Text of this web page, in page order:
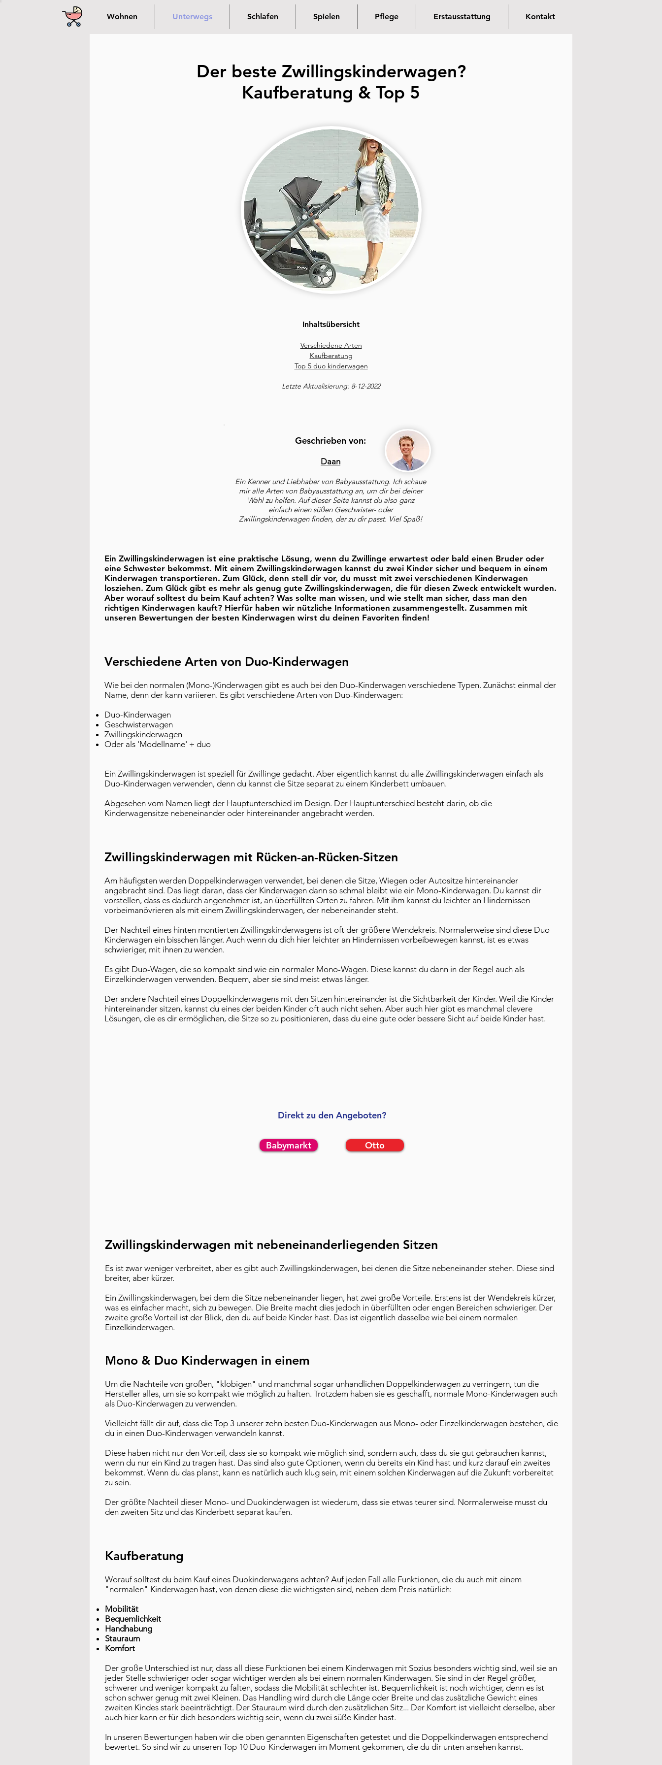
Wohnen Unterwegs Schlafen Spielen Pflege Erstausstattung Kontakt
Der beste Zwillingskinderwagen?
Kaufberatung & Top 5
Inhaltsübersicht
Verschiedene Arten
Kaufberatung
Top 5 duo kinderwagen
Letzte Aktualisierung: 8-12-2022
Geschrieben von:
Daan
Ein Kenner und Liebhaber von Babyausstattung. Ich schaue
mir alle Arten von Babyausstattung an, um dir bei deiner
Wahl zu helfen. Auf dieser Seite kannst du also ganz
einfach einen süßen Geschwister- oder
Zwillingskinderwagen finden, der zu dir passt. Viel Spaß!
Ein Zwillingskinderwagen ist eine praktische Lösung, wenn du Zwillinge erwartest oder bald einen Bruder oder
eine Schwester bekommst. Mit einem Zwillingskinderwagen kannst du zwei Kinder sicher und bequem in einem
Kinderwagen transportieren. Zum Glück, denn stell dir vor, du musst mit zwei verschiedenen Kinderwagen
losziehen. Zum Glück gibt es mehr als genug gute Zwillingskinderwagen, die für diesen Zweck entwickelt wurden.
Aber worauf solltest du beim Kauf achten? Was sollte man wissen, und wie stellt man sicher, dass man den
richtigen Kinderwagen kauft? Hierfür haben wir nützliche Informationen zusammengestellt. Zusammen mit
unseren Bewertungen der besten Kinderwagen wirst du deinen Favoriten finden!
Verschiedene Arten von Duo-Kinderwagen
Wie bei den normalen (Mono-)Kinderwagen gibt es auch bei den Duo-Kinderwagen verschiedene Typen. Zunächst einmal der
Name, denn der kann variieren. Es gibt verschiedene Arten von Duo-Kinderwagen:
Duo-Kinderwagen
Geschwisterwagen
Zwillingskinderwagen
Oder als 'Modellname' + duo
Ein Zwillingskinderwagen ist speziell für Zwillinge gedacht. Aber eigentlich kannst du alle Zwillingskinderwagen einfach als
Duo-Kinderwagen verwenden, denn du kannst die Sitze separat zu einem Kinderbett umbauen.
Abgesehen vom Namen liegt der Hauptunterschied im Design. Der Hauptunterschied besteht darin, ob die
Kinderwagensitze nebeneinander oder hintereinander angebracht werden.
Zwillingskinderwagen mit Rücken-an-Rücken-Sitzen
Am häufigsten werden Doppelkinderwagen verwendet, bei denen die Sitze, Wiegen oder Autositze hintereinander
angebracht sind. Das liegt daran, dass der Kinderwagen dann so schmal bleibt wie ein Mono-Kinderwagen. Du kannst dir
vorstellen, dass es dadurch angenehmer ist, an überfüllten Orten zu fahren. Mit ihm kannst du leichter an Hindernissen
vorbeimanövrieren als mit einem Zwillingskinderwagen, der nebeneinander steht.
Der Nachteil eines hinten montierten Zwillingskinderwagens ist oft der größere Wendekreis. Normalerweise sind diese Duo-
Kinderwagen ein bisschen länger. Auch wenn du dich hier leichter an Hindernissen vorbeibewegen kannst, ist es etwas
schwieriger, mit ihnen zu wenden.
Es gibt Duo-Wagen, die so kompakt sind wie ein normaler Mono-Wagen. Diese kannst du dann in der Regel auch als
Einzelkinderwagen verwenden. Bequem, aber sie sind meist etwas länger.
Der andere Nachteil eines Doppelkinderwagens mit den Sitzen hintereinander ist die Sichtbarkeit der Kinder. Weil die Kinder
hintereinander sitzen, kannst du eines der beiden Kinder oft auch nicht sehen. Aber auch hier gibt es manchmal clevere
Lösungen, die es dir ermöglichen, die Sitze so zu positionieren, dass du eine gute oder bessere Sicht auf beide Kinder hast.
Direkt zu den Angeboten?
Babymarkt Otto
Zwillingskinderwagen mit nebeneinanderliegenden Sitzen
Es ist zwar weniger verbreitet, aber es gibt auch Zwillingskinderwagen, bei denen die Sitze nebeneinander stehen. Diese sind
breiter, aber kürzer.
Ein Zwillingskinderwagen, bei dem die Sitze nebeneinander liegen, hat zwei große Vorteile. Erstens ist der Wendekreis kürzer,
was es einfacher macht, sich zu bewegen. Die Breite macht dies jedoch in überfüllten oder engen Bereichen schwieriger. Der
zweite große Vorteil ist der Blick, den du auf beide Kinder hast. Das ist eigentlich dasselbe wie bei einem normalen
Einzelkinderwagen.
Mono & Duo Kinderwagen in einem
Um die Nachteile von großen, "klobigen" und manchmal sogar unhandlichen Doppelkinderwagen zu verringern, tun die
Hersteller alles, um sie so kompakt wie möglich zu halten. Trotzdem haben sie es geschafft, normale Mono-Kinderwagen auch
als Duo-Kinderwagen zu verwenden.
Vielleicht fällt dir auf, dass die Top 3 unserer zehn besten Duo-Kinderwagen aus Mono- oder Einzelkinderwagen bestehen, die
du in einen Duo-Kinderwagen verwandeln kannst.
Diese haben nicht nur den Vorteil, dass sie so kompakt wie möglich sind, sondern auch, dass du sie gut gebrauchen kannst,
wenn du nur ein Kind zu tragen hast. Das sind also gute Optionen, wenn du bereits ein Kind hast und kurz darauf ein zweites
bekommst. Wenn du das planst, kann es natürlich auch klug sein, mit einem solchen Kinderwagen auf die Zukunft vorbereitet
zu sein.
Der größte Nachteil dieser Mono- und Duokinderwagen ist wiederum, dass sie etwas teurer sind. Normalerweise musst du
den zweiten Sitz und das Kinderbett separat kaufen.
Kaufberatung
Worauf solltest du beim Kauf eines Duokinderwagens achten? Auf jeden Fall alle Funktionen, die du auch mit einem
"normalen" Kinderwagen hast, von denen diese die wichtigsten sind, neben dem Preis natürlich:
Mobilität
Bequemlichkeit
Handhabung
Stauraum
Komfort
Der große Unterschied ist nur, dass all diese Funktionen bei einem Kinderwagen mit Sozius besonders wichtig sind, weil sie an
jeder Stelle schwieriger oder sogar wichtiger werden als bei einem normalen Kinderwagen. Sie sind in der Regel größer,
schwerer und weniger kompakt zu falten, sodass die Mobilität schlechter ist. Bequemlichkeit ist noch wichtiger, denn es ist
schon schwer genug mit zwei Kleinen. Das Handling wird durch die Länge oder Breite und das zusätzliche Gewicht eines
zweiten Kindes stark beeinträchtigt. Der Stauraum wird durch den zusätzlichen Sitz... Der Komfort ist vielleicht derselbe, aber
auch hier kann er für dich besonders wichtig sein, wenn du zwei süße Kinder hast.
In unseren Bewertungen haben wir die oben genannten Eigenschaften getestet und die Doppelkinderwagen entsprechend
bewertet. So sind wir zu unseren Top 10 Duo-Kinderwagen im Moment gekommen, die du dir unten ansehen kannst.